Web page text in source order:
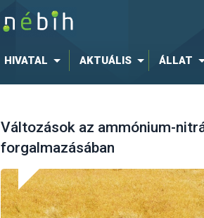
HIVATAL AKTUÁLIS ÁLLAT
Változások az ammónium-
forgalmazásában